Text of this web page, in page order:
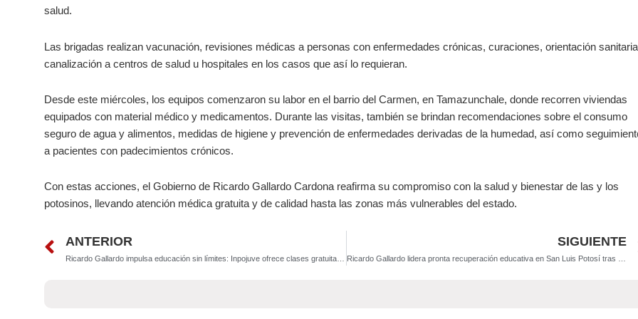
salud.
Las brigadas realizan vacunación, revisiones médicas a personas con enfermedades crónicas, curaciones, orientación
canalización a centros de salud u hospitales en los casos que así lo requieran.
Desde este miércoles, los equipos comenzaron su labor en el barrio del Carmen, en Tamazunchale, donde recorren viviendas
equipados con material médico y medicamentos. Durante las visitas, también se brindan recomendaciones sobre el consumo
seguro de agua y alimentos, medidas de higiene y prevención de enfermedades derivadas de la humedad, así como
a pacientes con padecimientos crónicos.
Con estas acciones, el Gobierno de Ricardo Gallardo Cardona reafirma su compromiso con la salud y bienestar de las y los
potosinos, llevando atención médica gratuita y de calidad hasta las zonas más vulnerables del estado.
Prev
ANTERIOR SIGUIENTE